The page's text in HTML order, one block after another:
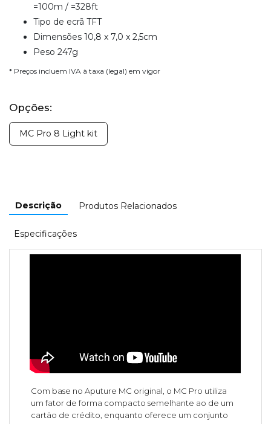
=100m / =328ft
Tipo de ecrã TFT
Dimensões 10,8 x 7,0 x 2,5cm
Peso 247g
* Preços incluem IVA à taxa (legal) em vigor
Opções:
MC Pro 8 Light kit
Descrição Produtos Relacionados
Especificações
Com base no Aputure MC original, o MC Pro utiliza
um fator de forma compacto semelhante ao de um
cartão de crédito, enquanto oferece um conjunto